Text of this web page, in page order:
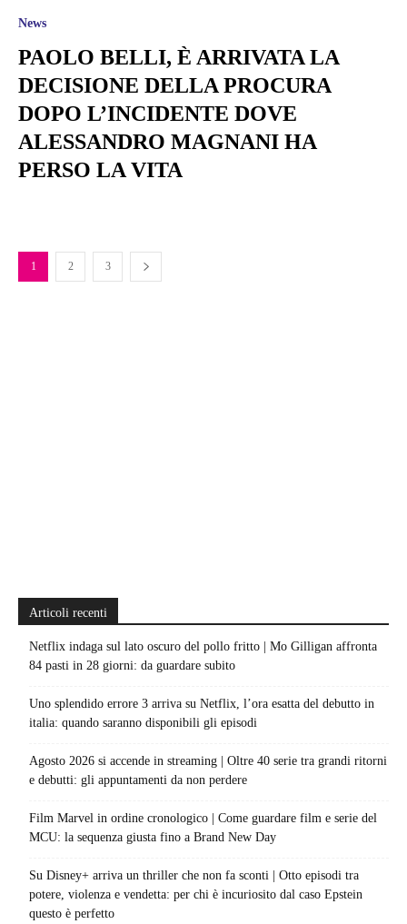
News
PAOLO BELLI, È ARRIVATA LA
DECISIONE DELLA PROCURA
DOPO L’INCIDENTE DOVE
ALESSANDRO MAGNANI HA
PERSO LA VITA
1 2 3
Articoli recenti
Netflix indaga sul lato oscuro del pollo fritto | Mo Gilligan affronta
84 pasti in 28 giorni: da guardare subito
Uno splendido errore 3 arriva su Netflix, l’ora esatta del debutto in
italia: quando saranno disponibili gli episodi
Agosto 2026 si accende in streaming | Oltre 40 serie tra grandi ritorni
e debutti: gli appuntamenti da non perdere
Film Marvel in ordine cronologico | Come guardare film e serie del
MCU: la sequenza giusta fino a Brand New Day
Su Disney+ arriva un thriller che non fa sconti | Otto episodi tra
potere, violenza e vendetta: per chi è incuriosito dal caso Epstein
questo è perfetto